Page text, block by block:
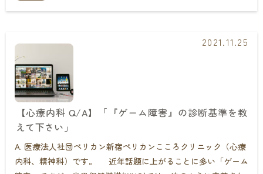
2021.11.25
【心療内科 Q/A】「『ゲーム障害』の診断基準を教
えて下さい」
A. 医療法人社団ペリカン新宿ペリカンこころクリニック（心療
内科、精神科）です。 近年話題に上がることに多い「ゲーム